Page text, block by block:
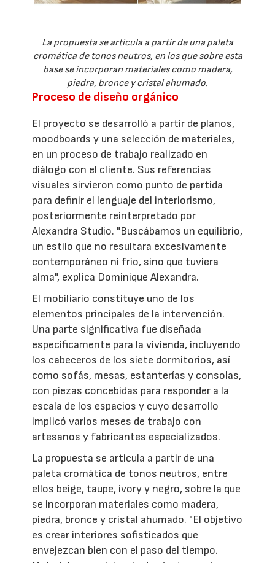
La propuesta se articula a partir de una paleta
cromática de tonos neutros, en los que sobre esta
base se incorporan materiales como madera,
piedra, bronce y cristal ahumado.
Proceso de diseño orgánico
El proyecto se desarrolló a partir de planos,
moodboards y una selección de materiales,
en un proceso de trabajo realizado en
diálogo con el cliente. Sus referencias
visuales sirvieron como punto de partida
para definir el lenguaje del interiorismo,
posteriormente reinterpretado por
Alexandra Studio. "Buscábamos un equilibrio,
un estilo que no resultara excesivamente
contemporáneo ni frío, sino que tuviera
alma", explica Dominique Alexandra.
El mobiliario constituye uno de los
elementos principales de la intervención.
Una parte significativa fue diseñada
específicamente para la vivienda, incluyendo
los cabeceros de los siete dormitorios, así
como sofás, mesas, estanterías y consolas,
con piezas concebidas para responder a la
escala de los espacios y cuyo desarrollo
implicó varios meses de trabajo con
artesanos y fabricantes especializados.
La propuesta se articula a partir de una
paleta cromática de tonos neutros, entre
ellos beige, taupe, ivory y negro, sobre la que
se incorporan materiales como madera,
piedra, bronce y cristal ahumado. "El objetivo
es crear interiores sofisticados que
envejezcan bien con el paso del tiempo.